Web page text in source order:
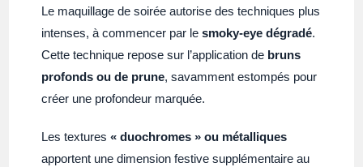
Le maquillage de soirée autorise des techniques plus
intenses, à commencer par lesmoky-eye dégradé.
Cette technique repose sur l’application de bruns
profonds ou de prune, savamment estompés pour
créer une profondeur marquée.
Les textures« duochromes » ou métalliques
apportent une dimension festive supplémentaire au